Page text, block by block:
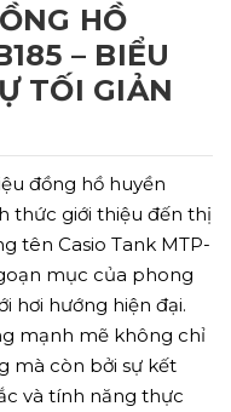
HỒ
– BIỂU
TỐI GIẢN
đồng hồ huyền
thức giới thiệu đến thị
tên Casio Tank MTP-
mục của phong
hơi hướng hiện đại.
mạnh mẽ không chỉ
mà còn bởi sự kết
và tính năng thực